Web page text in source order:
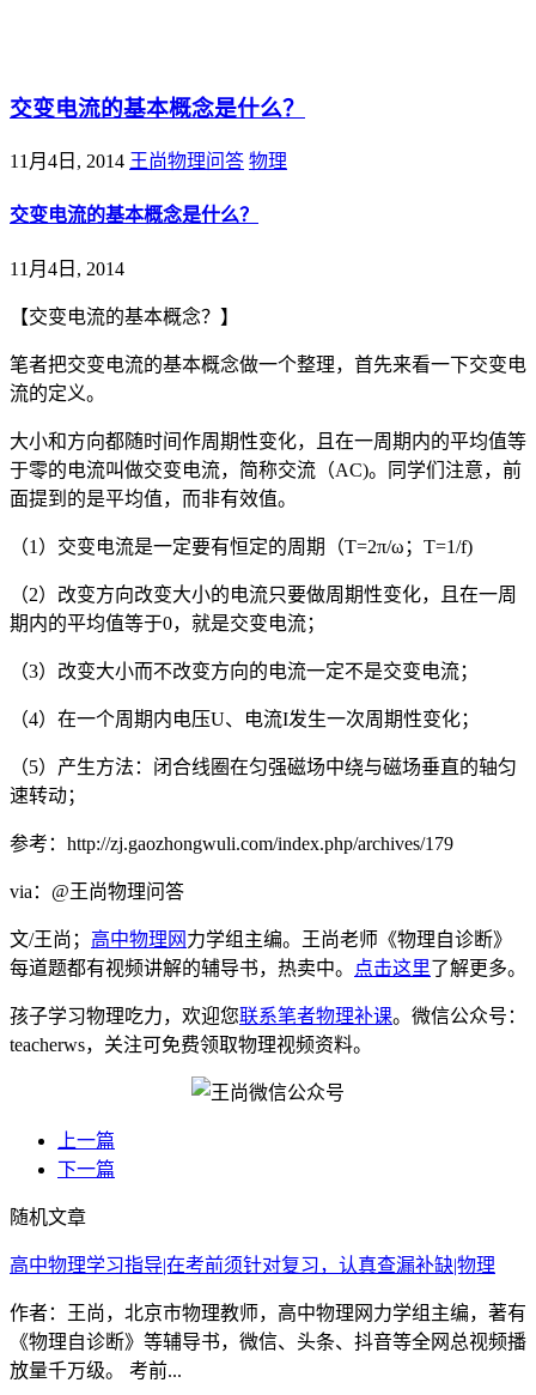
交变电流的基本概念是什么？
11月4日, 2014 王尚物理问答 物理
交变电流的基本概念是什么？
11月4日, 2014
【交变电流的基本概念？】
笔者把交变电流的基本概念做一个整理，首先来看一下交变电
流的定义。
大小和方向都随时间作周期性变化，且在一周期内的平均值等
于零的电流叫做交变电流，简称交流（AC)。同学们注意，前
面提到的是平均值，而非有效值。
（1）交变电流是一定要有恒定的周期（T=2π/ω；T=1/f)
（2）改变方向改变大小的电流只要做周期性变化，且在一周
期内的平均值等于0，就是交变电流；
（3）改变大小而不改变方向的电流一定不是交变电流；
（4）在一个周期内电压U、电流I发生一次周期性变化；
（5）产生方法：闭合线圈在匀强磁场中绕与磁场垂直的轴匀
速转动；
参考：http://zj.gaozhongwuli.com/index.php/archives/179
via：@王尚物理问答
文/王尚； 高中物理网 力学组主编。王尚老师《物理自诊断》
每道题都有视频讲解的辅导书，热卖中。
点击这里了解更多。
孩子学习物理吃力，欢迎您联系笔者物理补课。微信公众号：
teacherws，关注可免费领取物理视频资料。
上一篇
下一篇
随机文章
高中物理学习指导|在考前须针对复习，认真查漏补缺|物理
作者：王尚，北京市物理教师，高中物理网力学组主编，著有
《物理自诊断》等辅导书，微信、头条、抖音等全网总视频播
放量千万级。 考前...